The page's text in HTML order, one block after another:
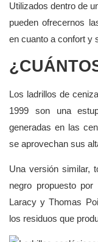
Utilizados dentro de
pueden ofrecernos
en cuanto a confort y
Los ladrillos de
1999 son una
generadas en las
se aprovechan sus
Una versión similar,
negro propuesto
Laracy y Thomas
los residuos que